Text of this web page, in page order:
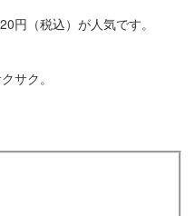
円（税込）が人気です。
サク。